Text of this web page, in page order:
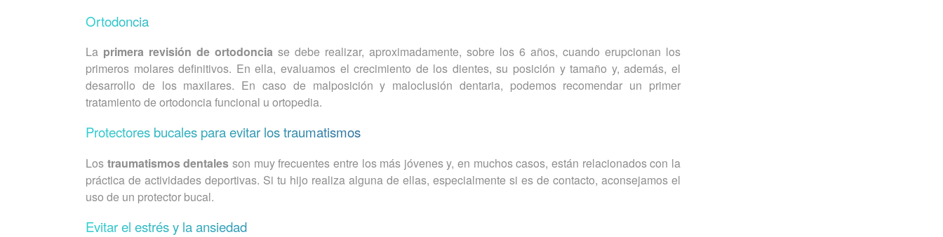
Ortodoncia
La primera revisión de ortodoncia se debe realizar, aproximadamente, sobre los 6 años, cuando erupcionan los
primeros molares definitivos. En ella, evaluamos el crecimiento de los dientes, su posición y tamaño y, además, el
desarrollo de los maxilares. En caso de malposición y maloclusión dentaria, podemos recomendar un primer
tratamiento de ortodoncia funcional u ortopedia.
Protectores bucales para evitar los traumatismos
Los traumatismos dentales son muy frecuentes entre los más jóvenes y, en muchos casos, están relacionados con la
práctica de actividades deportivas. Si tu hijo realiza alguna de ellas, especialmente si es de contacto, aconsejamos el
uso de un protector bucal.
Evitar el estrés y la ansiedad